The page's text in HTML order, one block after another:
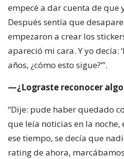
empecé a dar cuenta de que
Después sentía que
empezaron a crear los
apareció mi cara. Y yo decía:
años, ¿cómo esto sigue?’”.
—¿Lograste reconocer
“Dije: pude haber quedado
que leía noticias en la
ese tiempo, se decía que
rating de ahora,